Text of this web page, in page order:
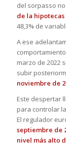
del sorpasso
de la
48,3% de
A ese
marzo de 2022
subir
noviembre de
Este despertar
para controlar
El regulador
septiembre de
nivel más alto